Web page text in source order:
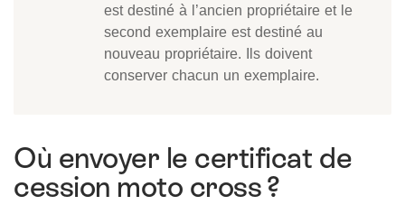
est destiné à l’ancien propriétaire et le
second exemplaire est destiné au
nouveau propriétaire. Ils doivent
conserver chacun un exemplaire.
Où envoyer le certificat de
cession moto cross ?